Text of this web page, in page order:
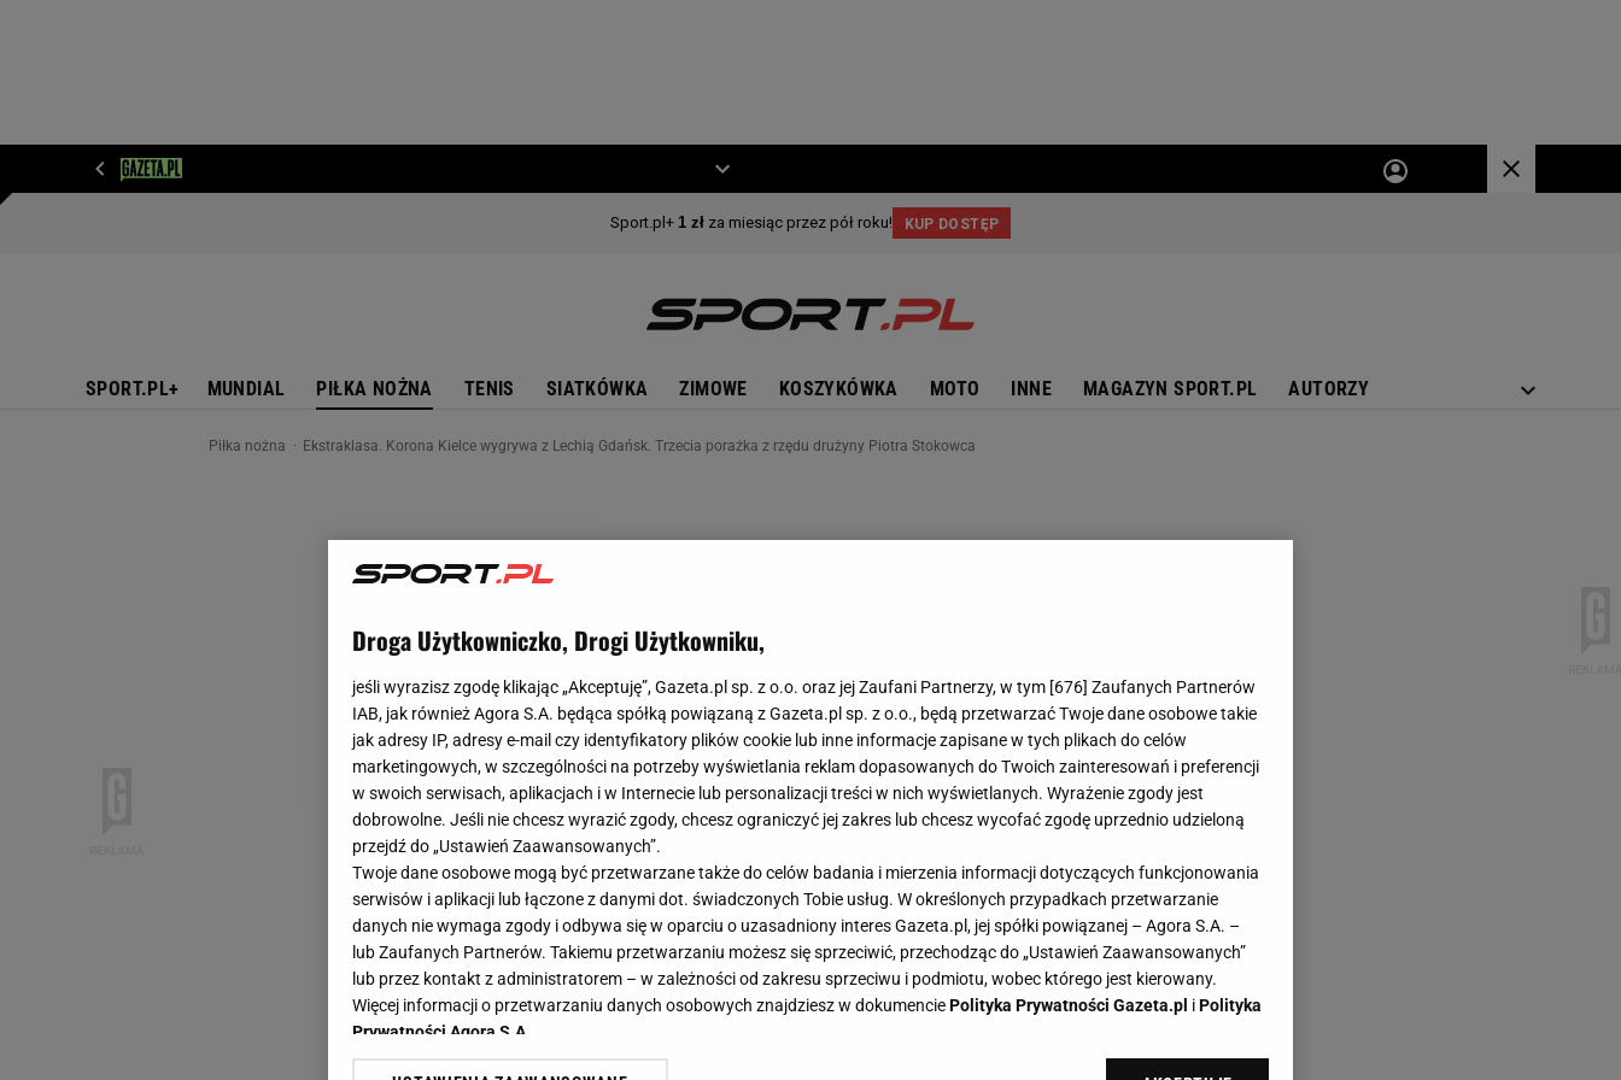
SPORT.PL+ MUNDIAL PIŁKA NOŻNA TENIS SIATKÓWKA ZIMOWE KOSZYKÓWKA MOTO INNE MAGAZYN SPORT.PL AUTORZY
Piłka nożna Ekstraklasa. Korona Kielce wygrywa z Lechią Gdańsk. Trzecia porażka z rzędu drużyny Piotra Stokowca
Droga Użytkowniczko, Drogi Użytkowniku,
jeśli wyrazisz zgodę klikając „Akceptuję”, Gazeta.pl sp. z o.o. oraz jej Zaufani Partnerzy, w tym [676] Zaufanych Partnerów
IAB, jak również Agora S.A. będąca spółką powiązaną z Gazeta.pl sp. z o.o., będą przetwarzać Twoje dane osobowe takie
jak adresy IP, adresy e-mail czy identyfikatory plików cookie lub inne informacje zapisane w tych plikach do celów
marketingowych, w szczególności na potrzeby wyświetlania reklam dopasowanych do Twoich zainteresowań i preferencji
w swoich serwisach, aplikacjach i w Internecie lub personalizacji treści w nich wyświetlanych. Wyrażenie zgody jest
dobrowolne. Jeśli nie chcesz wyrazić zgody, chcesz ograniczyć jej zakres lub chcesz wycofać zgodę uprzednio udzieloną
przejdź do „Ustawień Zaawansowanych”.
Twoje dane osobowe mogą być przetwarzane także do celów badania i mierzenia informacji dotyczących funkcjonowania
serwisów i aplikacji lub łączone z danymi dot. świadczonych Tobie usług. W określonych przypadkach przetwarzanie
danych nie wymaga zgody i odbywa się w oparciu o uzasadniony interes Gazeta.pl, jej spółki powiązanej – Agora S.A. –
lub Zaufanych Partnerów. Takiemu przetwarzaniu możesz się sprzeciwić, przechodząc do „Ustawień Zaawansowanych”
lub przez kontakt z administratorem – w zależności od zakresu sprzeciwu i podmiotu, wobec którego jest kierowany.
Więcej informacji o przetwarzaniu danych osobowych znajdziesz w dokumenciePolityka Prywatności Gazeta.pl iPolityka
Prywatności Agora S.A.